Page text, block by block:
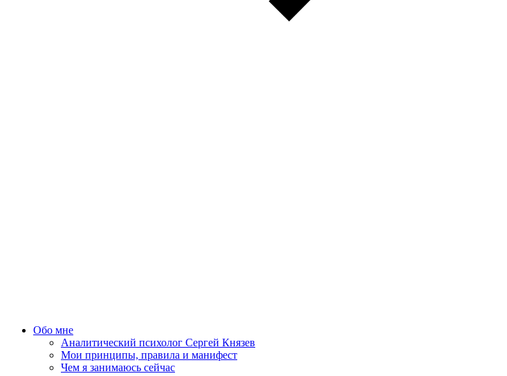
Обо мне
Аналитический психолог Сергей Князев
Мои принципы, правила и манифест
Чем я занимаюсь сейчас